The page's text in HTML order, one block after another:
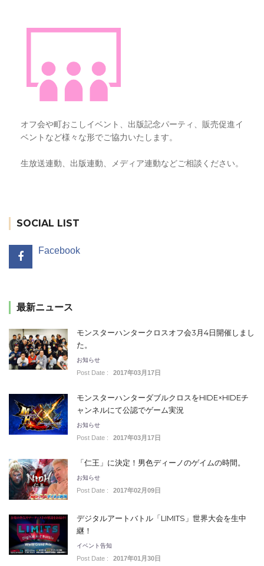
オフ会や町おこしイベント、出版記念パーティ、販売促進イ
ベントなど様々な形でご協力いたします。
生放送連動、出版連動、メディア連動などご相談ください。
SOCIAL LIST
Facebook
最新ニュース
モンスターハンタークロスオフ会3月4日開催しまし
た。
お知らせ
Post Date : 2017年03月17日
モンスターハンターダブルクロスをHIDE×HIDEチ
ャンネルにて公認でゲーム実況
お知らせ
Post Date : 2017年03月17日
「仁王」に決定！男色ディーノのゲイムの時間。
お知らせ
Post Date : 2017年02月09日
デジタルアートバトル「LIMITS」世界大会を生中
継！
イベント告知
Post Date : 2017年01月30日